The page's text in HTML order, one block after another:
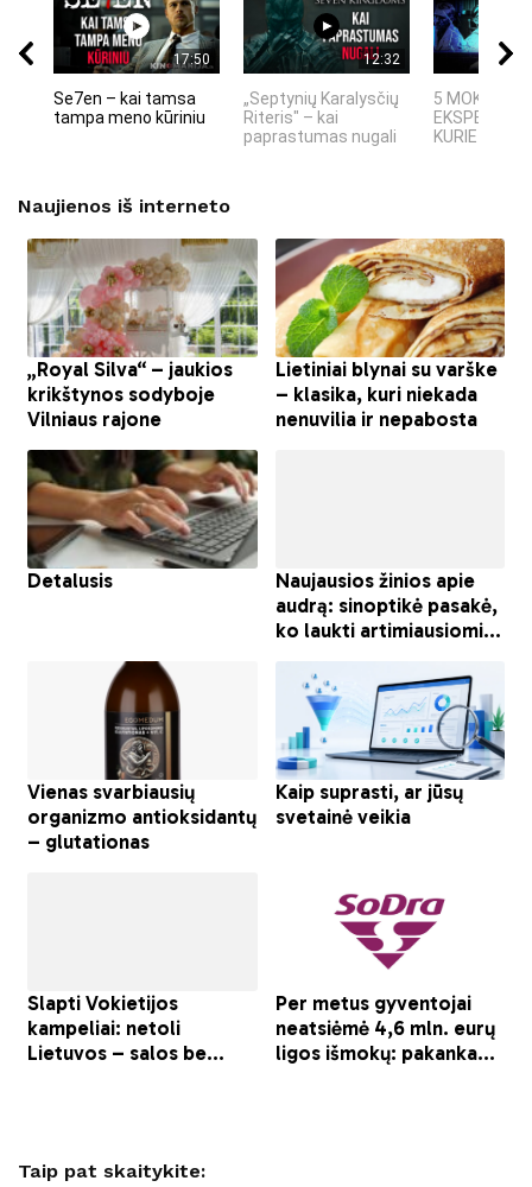
17:50
Se7en – kai tamsa
tampa meno kūriniu
12:32
„Septynių Karalysčių
Riteris" – kai
paprastumas nugali
5 MOKSLINIAI
KURIE
Naujienos iš interneto
Taip pat skaitykite: